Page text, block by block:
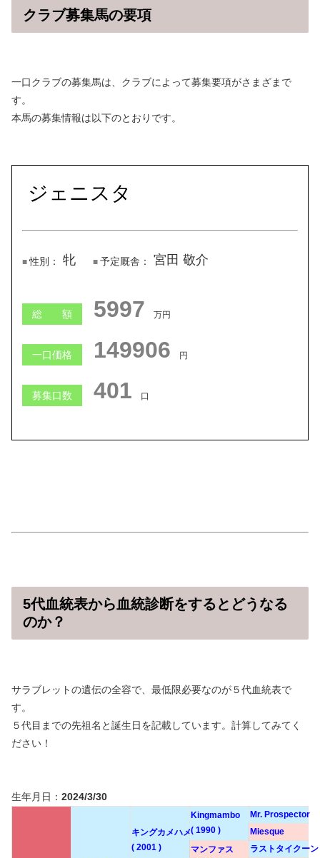
クラブ募集馬の要項
一口クラブの募集馬は、クラブによって募集要項がさまざまで
す。
本馬の募集情報は以下のとおりです。
ジェニスタ
性別： 牝 予定厩舎： 宮田 敬介
総 額 5997 万円
一口価格 149906 円
募集口数 401 口
5代血統表から血統診断をするとどうなる
のか？
サラブレットの遺伝の全容で、最低限必要なのが５代血統表で
す。
５代目までの先祖名と誕生日を記載しています。計算してみてく
ださい！
生年月日： 2024/3/30
キングカメハメハ
( 2001 )
Kingmambo
( 1990 )
Mr. Prospector
Miesque
マンファス
ラストタイクーン